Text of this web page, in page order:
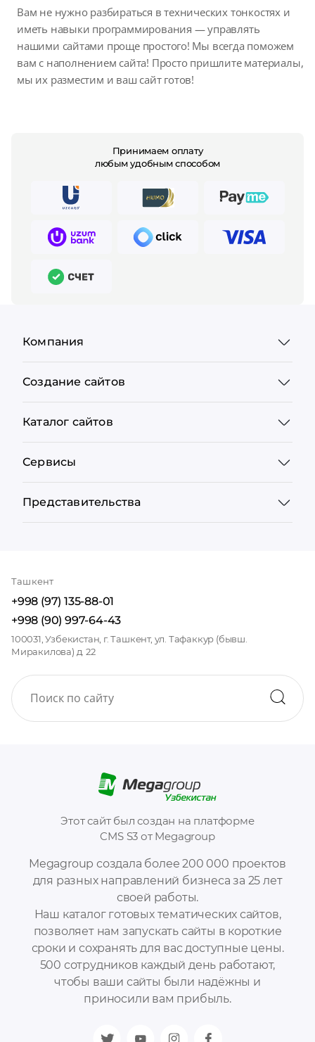
Вам не нужно разбираться в технических тонкостях и
иметь навыки программирования — управлять
нашими сайтами проще простого! Мы всегда поможем
вам с наполнением сайта! Просто пришлите материалы,
мы их разместим и ваш сайт готов!
Принимаем оплату
любым удобным способом
Megagroup создала более 200 000 проектов
для разных направлений бизнеса за 25 лет
своей работы.
Наш каталог готовых тематических сайтов,
позволяет нам запускать сайты в короткие
сроки и сохранять для вас доступные цены.
500 сотрудников каждый день работают,
чтобы ваши сайты были надёжны и
приносили вам прибыль.
Этот сайт был создан на платформе
CMS S3 от Megagroup
Компания
Создание сайтов
Каталог сайтов
Сервисы
Представительства
Ташкент
+998 (97) 135-88-01
+998 (90) 997-64-43
100031, Узбекистан, г. Ташкент, ул. Тафаккур (бывш.
Миракилова) д. 22